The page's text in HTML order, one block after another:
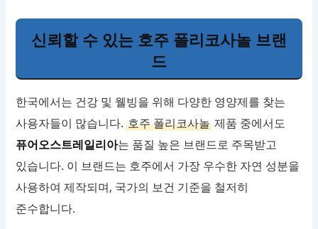
신뢰할 수 있는 호주 폴리코사놀 브랜
드
한국에서는 건강 및 웰빙을 위해 다양한 영양제를 찾는
사용자들이 많습니다.호주 폴리코사놀 제품 중에서도
퓨어오스트레일리아는 품질 높은 브랜드로 주목받고
있습니다. 이 브랜드는 호주에서 가장 우수한 자연 성분을
사용하여 제작되며, 국가의 보건 기준을 철저히
준수합니다.